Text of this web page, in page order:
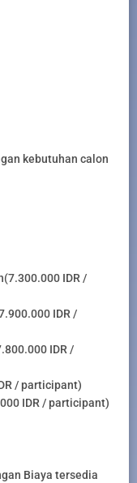
kebutuhan calon
IDR /
IDR /
IDR /
/ participant)
IDR / participant)
Biaya tersedia